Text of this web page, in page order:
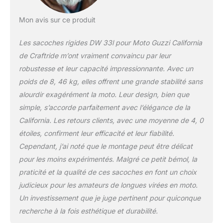
montage. Veuillez utiliser
les dimensions et les
images pour vérifier s'il
est possible de monter
Mon avis sur ce produit
Les sacoches rigides DW 33l pour Moto Guzzi California
de Craftride m’ont vraiment convaincu par leur
robustesse et leur capacité impressionnante. Avec un
poids de 8, 46 kg, elles offrent une grande stabilité sans
alourdir exagérément la moto. Leur design, bien que
simple, s’accorde parfaitement avec l’élégance de la
California. Les retours clients, avec une moyenne de 4, 0
étoiles, confirment leur efficacité et leur fiabilité.
Cependant, j’ai noté que le montage peut être délicat
pour les moins expérimentés. Malgré ce petit bémol, la
praticité et la qualité de ces sacoches en font un choix
judicieux pour les amateurs de longues virées en moto.
Un investissement que je juge pertinent pour quiconque
recherche à la fois esthétique et durabilité.